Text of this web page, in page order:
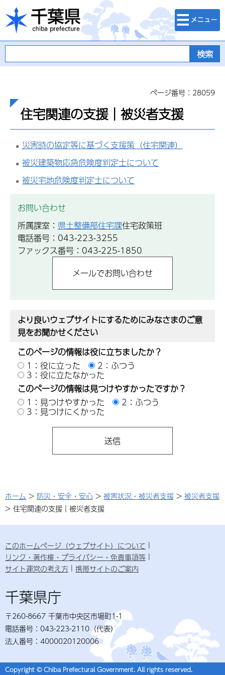
千葉県
検索・メニュ
ー
ページ番号：28059
住宅関連の支援｜被災者支援
災害時の協定等に基づく支援策（住宅関連）
被災建築物応急危険度判定士について
被災宅地危険度判定士について
お問い合わせ
所属課室： 県土整備部住宅課住宅政策班
電話番号：043-223-3255
ファックス番号：043-225-1850
より良いウェブサイトにするためにみなさまのご意
見をお聞かせください
このページの情報は役に立ちましたか？
1：役に立った
2：ふつう
3：役に立たなかった
このページの情報は見つけやすかったですか？
1：見つけやすかった
2：ふつう
3：見つけにくかった
ホーム > 防災・安全・安心 > 被害状況・被災者支援 > 被災者支援
> 住宅関連の支援｜被災者支援
このホームページ（ウェブサイト）について
リンク・著作権・プライバシー・免責事項等
サイト運営の考え方
携帯サイトのご案内
千葉県庁
〒260-8667 千葉市中央区市場町1-1
電話番号：043-223-2110（代表）
法人番号：4000020120006
Copyright © Chiba Prefectural Government. All rights reserved.